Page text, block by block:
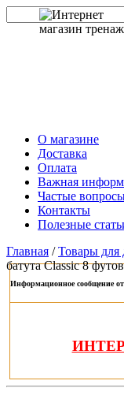
О магазине
Доставка
Оплата
Важная
Частые
Контакты
Полезные
Главная /Товары для
батута Classic 8
Информационное сообщение